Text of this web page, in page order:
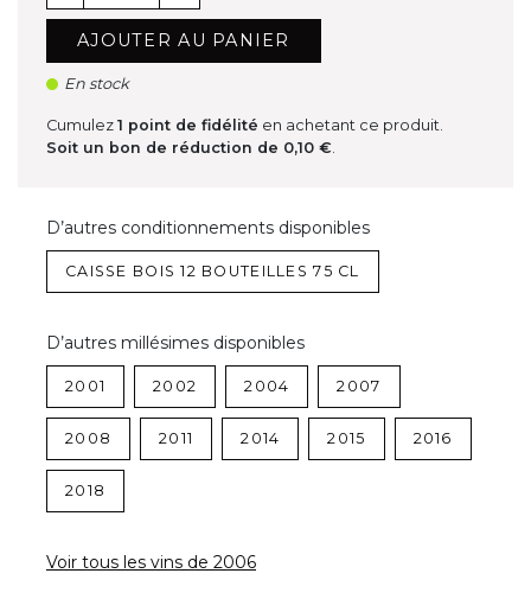
AJOUTER AU PANIER
En stock
Cumulez 1 point de fidélité en achetant ce produit.
Soit un bon de réduction de 0,10 €.
D’autres conditionnements disponibles
CAISSE BOIS 12 BOUTEILLES 75 CL
D’autres millésimes disponibles
2001 2002 2004 2007
2008 2011 2014 2015 2016
2018
Voir tous les vins de 2006